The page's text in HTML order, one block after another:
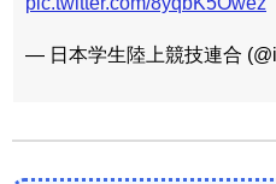
— 日本学生陸上競技連合